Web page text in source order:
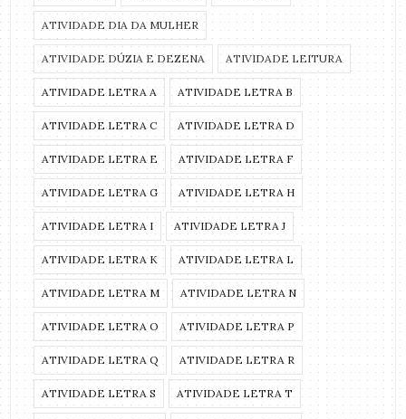
ATIVIDADE DIA DA MULHER
ATIVIDADE DÚZIA E DEZENA ATIVIDADE LEITURA
ATIVIDADE LETRA A ATIVIDADE LETRA B
ATIVIDADE LETRA C ATIVIDADE LETRA D
ATIVIDADE LETRA E ATIVIDADE LETRA F
ATIVIDADE LETRA G ATIVIDADE LETRA H
ATIVIDADE LETRA I ATIVIDADE LETRA J
ATIVIDADE LETRA K ATIVIDADE LETRA L
ATIVIDADE LETRA M ATIVIDADE LETRA N
ATIVIDADE LETRA O ATIVIDADE LETRA P
ATIVIDADE LETRA Q ATIVIDADE LETRA R
ATIVIDADE LETRA S ATIVIDADE LETRA T